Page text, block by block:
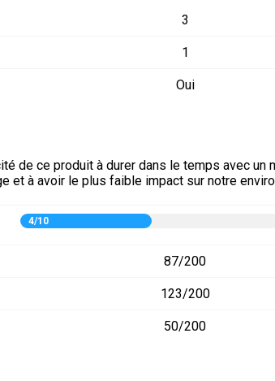
3
1
Oui
de ce produit à durer dans le temps avec un
et à avoir le plus faible impact sur notre
4/10
87/200
123/200
50/200